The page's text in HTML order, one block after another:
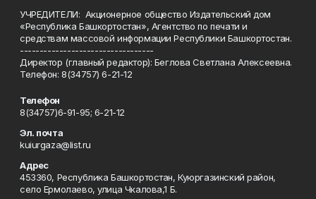
УЧРЕДИТЕЛИ: Акционерное общество Издательский дом
«Республика Башкортостан», Агентство по печати и
средствам массовой информации Республики Башкортостан.
----------------------------------
Директор (главный редактор): Беглова Светлана Алексеевна.
Телефон: 8(34757) 6-21-12
Телефон
8(34757)6-91-95; 6-21-12
Эл. почта
kuiurgaza@list.ru
Адрес
453360, Республика Башкортостан, Куюргазинский район,
село Ермолаево, улица Чкалова,1 Б.